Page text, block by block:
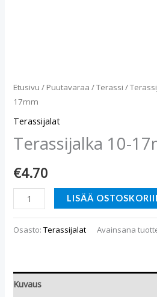
Etusivu / Puutavaraa /Terassi /
17mm
Terassijalat
Terassijalka 10-
€4.70
LISÄÄ
Osasto:Terassijalat Avainsana
Kuvaus